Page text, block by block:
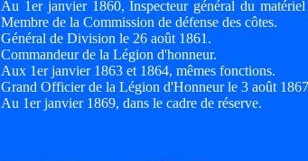
Au 1er janvier 1860, Inspecteur général du
Membre de la Commission de défense des côtes.
Général de Division le 26 août 1861.
Commandeur de la Légion d'honneur.
Aux 1er janvier 1863 et 1864, mêmes fonctions.
Grand Officier de la Légion d'Honneur le 3 août
Au 1er janvier 1869, dans le cadre de réserve.